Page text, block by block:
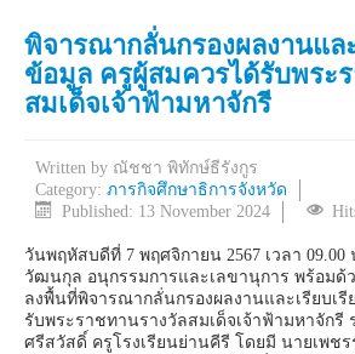
พิจารณากลั่นกรองผลงานและ
ข้อมูล ครูผู้สมควรได้รับพระ
สมเด็จเจ้าฟ้ามหาจักรี
Written by ณัชชา พิทักษ์ธีรังกูร
Category: ภารกิจศึกษาธิการจังหวัด
Published: 13 November 2024
วันพฤหัสบดีที่ 7 พฤศจิกายน 2567 เวลา
วัฒนกุล อนุกรรมการและเลขานุการ พร้อมด้
ลงพื้นที่พิจารณากลั่นกรองผลงานและเรียบเรี
รับพระราชทานรางวัลสมเด็จเจ้าฟ้ามหาจักรี
ศรีสวัสดิ์ ครูโรงเรียนย่านคีรี โดยมี นายเพช